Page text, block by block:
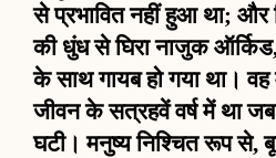
से प्रभावित नहीं हुआ था;
की धुंध से घिरा नाजुक
के साथ गायब हो गया था।
जीवन के सत्रहवें वर्ष में था
घटी। मनुष्य निश्चित रूप से,